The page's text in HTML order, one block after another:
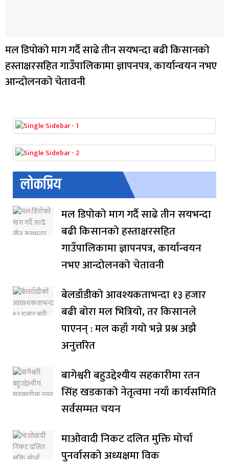
मल डिपोको माग गर्दै साढे तीन सयभन्दा बढी किसानको
हस्ताक्षरसहित गाउँपालिकामा ज्ञापनपत्र, कार्यान्वयन नभए
आन्दोलनको चेतावनी
लोकप्रिय
मल डिपोको माग गर्दै साढे तीन सयभन्दा
बढी किसानको हस्ताक्षरसहित
गाउँपालिकामा ज्ञापनपत्र, कार्यान्वयन
नभए आन्दोलनको चेतावनी
बेलडाँडीको आवश्यकताभन्दा १३ हजार
बढी बोरा मल भित्रियो, तर किसानले
पाएनन् : मल कहाँ गयो भन्ने प्रश्न अझै
अनुत्तरित
बागेश्वरी बहुउद्देश्यीय सहकारीमा रतन
सिंह खडकाको नेतृत्वमा नयाँ कार्यसमिति
सर्वसम्मत चयन
माओवादी निकट दलित मुक्ति मोर्चा
पुनर्वासको अध्यक्षमा विक